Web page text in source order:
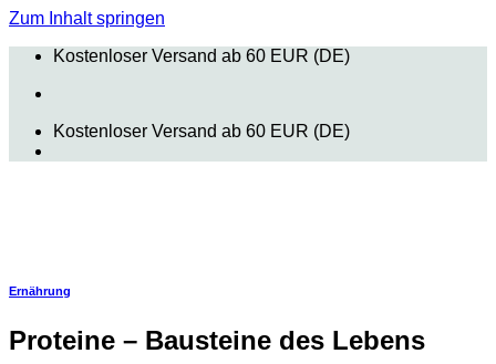
Zum Inhalt springen
Kostenloser Versand ab 60 EUR (DE)
Kostenloser Versand ab 60 EUR (DE)
Ernährung
Proteine – Bausteine des Lebens